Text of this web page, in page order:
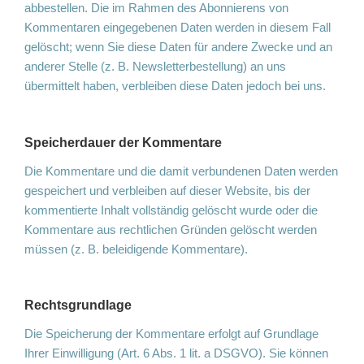
abbestellen. Die im Rahmen des Abonnierens von
Kommentaren eingegebenen Daten werden in diesem Fall
gelöscht; wenn Sie diese Daten für andere Zwecke und an
anderer Stelle (z. B. Newsletterbestellung) an uns
übermittelt haben, verbleiben diese Daten jedoch bei uns.
Speicherdauer der Kommentare
Die Kommentare und die damit verbundenen Daten werden
gespeichert und verbleiben auf dieser Website, bis der
kommentierte Inhalt vollständig gelöscht wurde oder die
Kommentare aus rechtlichen Gründen gelöscht werden
müssen (z. B. beleidigende Kommentare).
Rechtsgrundlage
Die Speicherung der Kommentare erfolgt auf Grundlage
Ihrer Einwilligung (Art. 6 Abs. 1 lit. a DSGVO). Sie können